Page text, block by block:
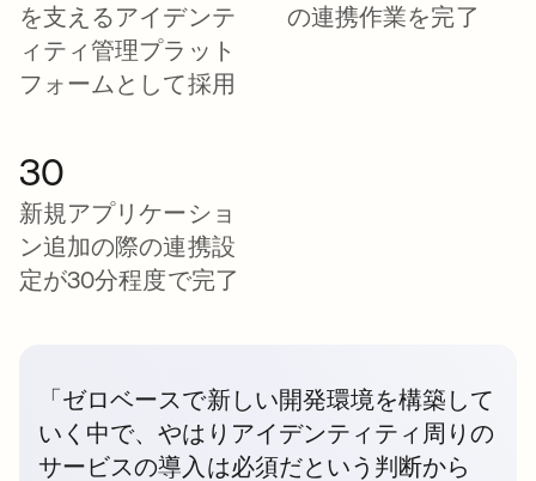
を支えるアイデンテ
ィティ管理プラット
フォームとして採用
の連携作業を完了
30
新規アプリケーショ
ン追加の際の連携設
定が30分程度で完了
「ゼロベースで新しい開発環境を構築して
いく中で、やはりアイデンティティ周りの
サービスの導入は必須だという判断から